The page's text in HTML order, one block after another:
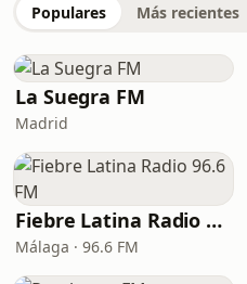
Populares Más recientes
La Suegra FM
Madrid
Fiebre Latina Radio 96.6 FM
Málaga · 96.6 FM